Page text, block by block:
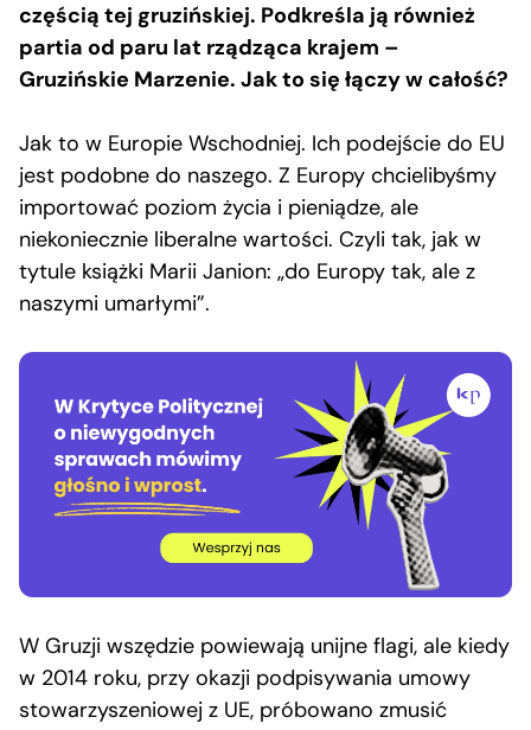
częścią tej gruzińskiej. Podkreśla ją również
partia od paru lat rządząca krajem –
Gruzińskie Marzenie. Jak to się łączy w całość?
Jak to w Europie Wschodniej. Ich podejście do EU
jest podobne do naszego. Z Europy chcielibyśmy
importować poziom życia i pieniądze, ale
niekoniecznie liberalne wartości. Czyli tak, jak w
tytule książki Marii Janion: „do Europy tak, ale z
naszymi umarłymi”.
W Gruzji wszędzie powiewają unijne flagi, ale kiedy
w 2014 roku, przy okazji podpisywania umowy
stowarzyszeniowej z UE, próbowano zmusić